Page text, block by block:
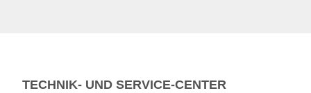
TECHNIK- UND SERVICE-CENTER